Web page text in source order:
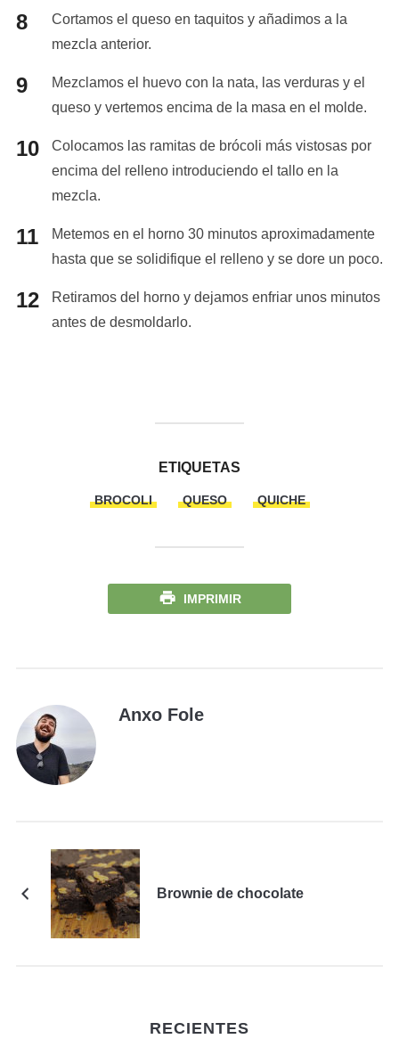
Cortamos el queso en taquitos y añadimos a la
mezcla anterior.
Mezclamos el huevo con la nata, las verduras y el
queso y vertemos encima de la masa en el molde.
Colocamos las ramitas de brócoli más vistosas por
encima del relleno introduciendo el tallo en la
mezcla.
Metemos en el horno 30 minutos aproximadamente
hasta que se solidifique el relleno y se dore un poco.
Retiramos del horno y dejamos enfriar unos minutos
antes de desmoldarlo.
ETIQUETAS
BROCOLI QUESO QUICHE
IMPRIMIR
Anxo Fole
Brownie de chocolate
RECIENTES